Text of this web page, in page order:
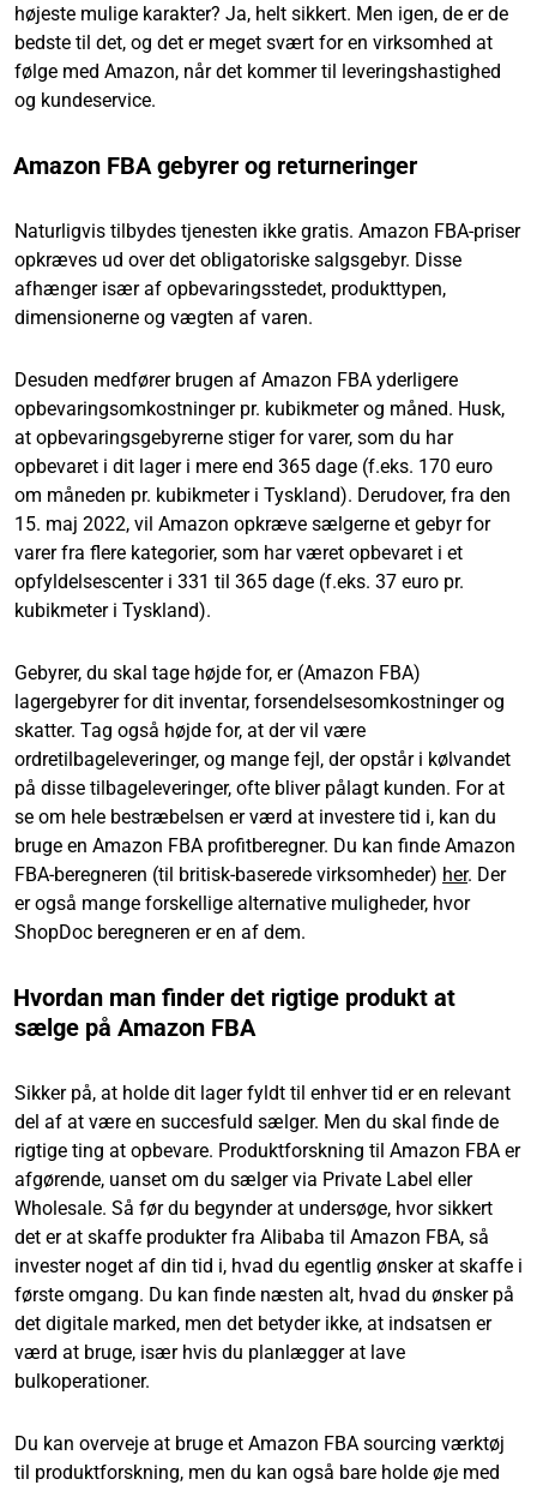
højeste mulige karakter? Ja, helt sikkert. Men igen, de er de
bedste til det, og det er meget svært for en virksomhed at
følge med Amazon, når det kommer til leveringshastighed
og kundeservice.
Amazon FBA gebyrer og returneringer
Naturligvis tilbydes tjenesten ikke gratis. Amazon FBA-priser
opkræves ud over det obligatoriske salgsgebyr. Disse
afhænger især af opbevaringsstedet, produkttypen,
dimensionerne og vægten af varen.
Desuden medfører brugen af Amazon FBA yderligere
opbevaringsomkostninger pr. kubikmeter og måned. Husk,
at opbevaringsgebyrerne stiger for varer, som du har
opbevaret i dit lager i mere end 365 dage (f.eks. 170 euro
om måneden pr. kubikmeter i Tyskland). Derudover, fra den
15. maj 2022, vil Amazon opkræve sælgerne et gebyr for
varer fra flere kategorier, som har været opbevaret i et
opfyldelsescenter i 331 til 365 dage (f.eks. 37 euro pr.
kubikmeter i Tyskland).
Gebyrer, du skal tage højde for, er (Amazon FBA)
lagergebyrer for dit inventar, forsendelsesomkostninger og
skatter. Tag også højde for, at der vil være
ordretilbageleveringer, og mange fejl, der opstår i kølvandet
på disse tilbageleveringer, ofte bliver pålagt kunden. For at
se om hele bestræbelsen er værd at investere tid i, kan du
bruge en Amazon FBA profitberegner. Du kan finde Amazon
FBA-beregneren (til britisk-baserede virksomheder) her. Der
er også mange forskellige alternative muligheder, hvor
ShopDoc beregneren er en af dem.
Hvordan man finder det rigtige produkt at
sælge på Amazon FBA
Sikker på, at holde dit lager fyldt til enhver tid er en relevant
del af at være en succesfuld sælger. Men du skal finde de
rigtige ting at opbevare. Produktforskning til Amazon FBA er
afgørende, uanset om du sælger via Private Label eller
Wholesale. Så før du begynder at undersøge, hvor sikkert
det er at skaffe produkter fra Alibaba til Amazon FBA, så
invester noget af din tid i, hvad du egentlig ønsker at skaffe i
første omgang. Du kan finde næsten alt, hvad du ønsker på
det digitale marked, men det betyder ikke, at indsatsen er
værd at bruge, især hvis du planlægger at lave
bulkoperationer.
Du kan overveje at bruge et Amazon FBA sourcing værktøj
til produktforskning, men du kan også bare holde øje med